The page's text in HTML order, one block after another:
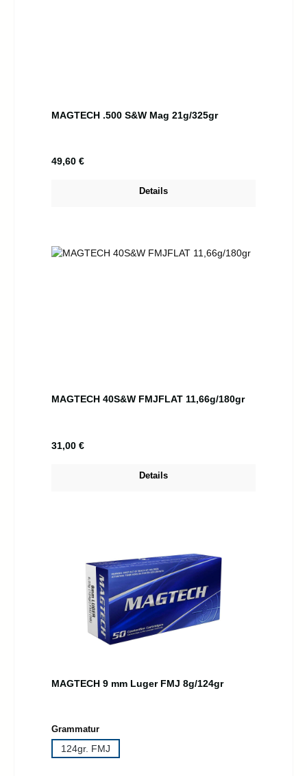
MAGTECH .500 S&W Mag 21g/325gr
Regulärer Preis:
49,60 €
Details
MAGTECH 40S&W FMJFLAT 11,66g/180gr
Regulärer Preis:
31,00 €
Details
MAGTECH 9 mm Luger FMJ 8g/124gr
Grammaturauswählen
124gr. FMJ